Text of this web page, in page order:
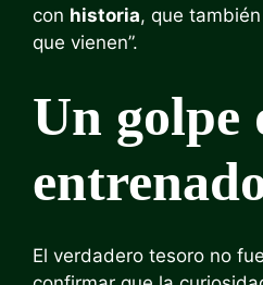
con historia, que
que vienen”.
Un golpe
El verdadero tesoro no